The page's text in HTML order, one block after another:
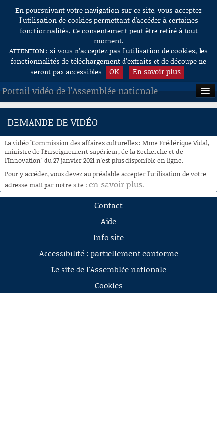
Aller au contenu
En poursuivant votre navigation sur ce site, vous acceptez
l’utilisation de cookies permettant d'accéder à certaines
fonctionnalités. Ce consentement peut être retiré à tout
moment.
ATTENTION : si vous n’acceptez pas l’utilisation de cookies, les
fonctionnalités de téléchargement d’extraits et de découpe ne
seront pas accessibles
OK En savoir plus
Portail vidéo de l'Assemblée nationale
ACCUEIL
À LA DEMANDE
RECHERCHE
AIDE À LA DÉCOUPE
DE VIDÉOS
DEMANDE DE VIDÉO
La vidéo "Commission des affaires culturelles : Mme Frédérique Vidal,
ministre de l’Enseignement supérieur, de la Recherche et de
l’Innovation" du 27 janvier 2021 n'est plus disponible en ligne.
Pour y accéder, vous devez au préalable accepter l'utilisation de votre
adresse mail par notre site : en savoir plus.
Contact
Aide
Info site
Accessibilité : partiellement conforme
Le site de l'Assemblée nationale
Cookies